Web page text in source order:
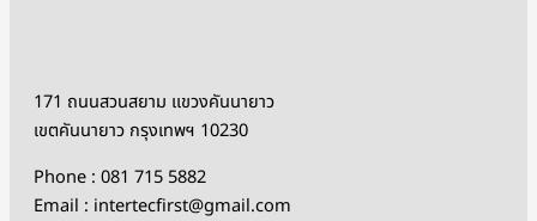
171 ถนนสวนสยาม แขวงคันนายาว
เขตคันนายาว กรุงเทพฯ 10230
Phone : 081 715 5882
Email : intertecfirst@gmail.com